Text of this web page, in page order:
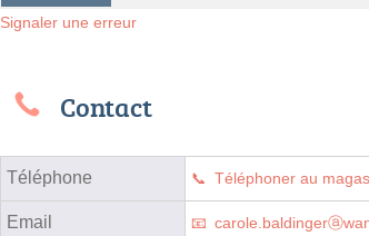
Signaler une erreur
Contact
Téléphone Téléphoner au
Email